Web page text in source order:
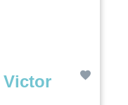
Victor